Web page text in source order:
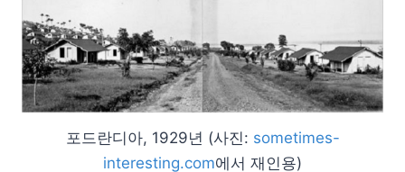
포드란디아, 1929년 (사진: sometimes-
interesting.com에서 재인용)